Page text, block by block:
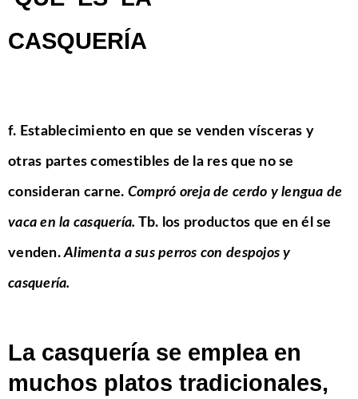
CASQUERÍA
f. Establecimiento en que se venden vísceras y
otras partes comestibles de la res que no se
consideran carne. Compró oreja de cerdo y lengua de
vaca en la casquería. Tb. los productos que en él se
venden. Alimenta a sus perros con despojos y
casquería.
La casquería se emplea en
muchos platos tradicionales,